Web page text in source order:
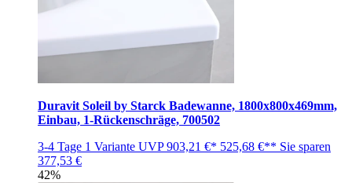
Duravit Soleil by Starck Badewanne, 1800x800x469mm,
Einbau, 1-Rückenschräge, 700502
3-4 Tage 1 Variante UVP903,21 €* 525,68 €** Sie sparen
377,53 €
42%